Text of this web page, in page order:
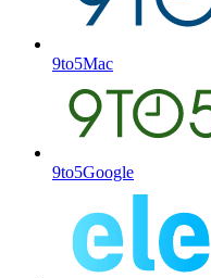
9to5Mac
9to5Google